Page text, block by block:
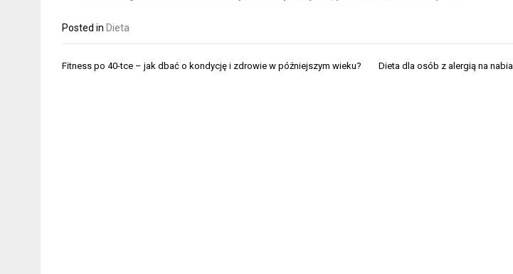
Posted in Dieta
Nawigacja
Fitness po 40-tce – jak dbać o kondycję i zdrowie w późniejszym wieku? Dieta dla osób z alergią na